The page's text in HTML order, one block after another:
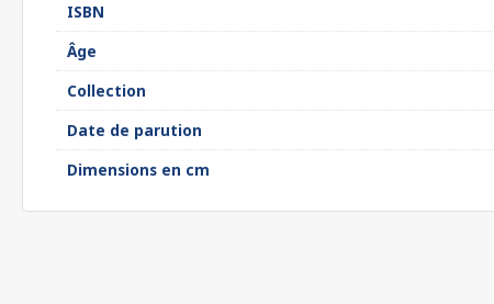
ISBN
Âge
Collection
Date de parution
Dimensions en cm